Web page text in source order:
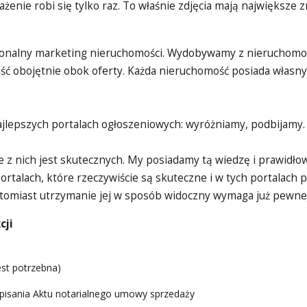
robi się tylko raz. To właśnie zdjęcia mają największe
marketing nieruchomości. Wydobywamy z
obojętnie obok oferty. Każda nieruchomość posiada
portalach ogłoszeniowych: wyróżniamy,
nich jest skutecznych. My posiadamy tą wiedzę i
które rzeczywiście są skuteczne i w tych portalach
utrzymanie jej w sposób widoczny wymaga już
potrzebna)
Aktu notarialnego umowy sprzedaży